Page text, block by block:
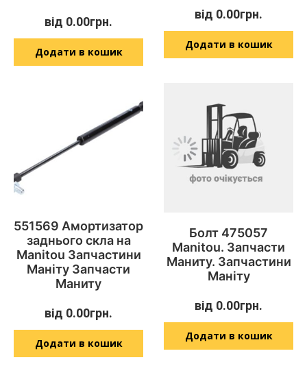
від 0.00грн.
Додати в кошик
від 0.00грн.
Додати в кошик
551569 Амортизатор
заднього скла на
Manitou Запчастини
Маніту Запчасти
Маниту
від 0.00грн.
Додати в кошик
Болт 475057
Manitou. Запчасти
Маниту. Запчастини
Маніту
від 0.00грн.
Додати в кошик